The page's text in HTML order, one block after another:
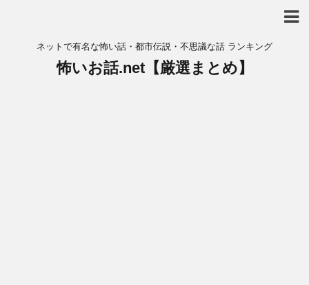
ネットで有名な怖い話・都市伝説・不思議な話 ランキング
怖いお話.net【厳選まとめ】